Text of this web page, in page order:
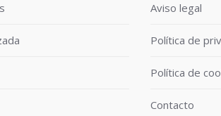
Aviso legal
Política de
Política de
Contacto